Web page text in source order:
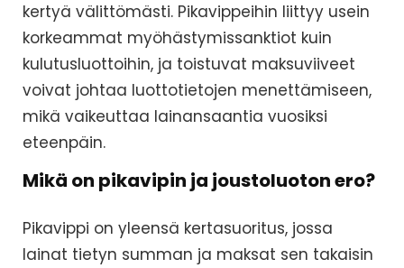
kertyä välittömästi. Pikavippeihin liittyy usein
korkeammat myöhästymissanktiot kuin
kulutusluottoihin, ja toistuvat maksuviiveet
voivat johtaa luottotietojen menettämiseen,
mikä vaikeuttaa lainansaantia vuosiksi
eteenpäin.
Mikä on pikavipin ja joustoluoton ero?
Pikavippi on yleensä kertasuoritus, jossa
lainat tietyn summan ja maksat sen takaisin